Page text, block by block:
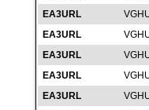
EA3URL
EA3URL
EA3URL
EA3URL
EA3URL